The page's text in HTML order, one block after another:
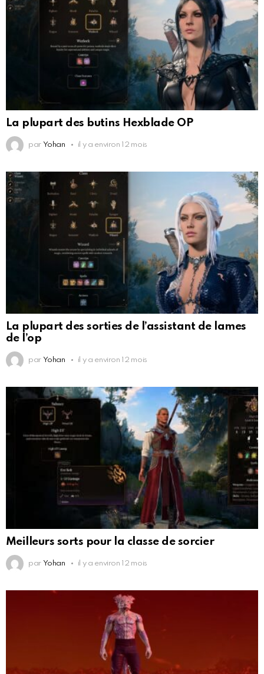
La plupart des butins Hexblade OP
par Yohan il y a environ 12 mois
La plupart des sorties de l’assistant de lames
de l’op
par Yohan il y a environ 12 mois
Meilleurs sorts pour la classe de sorcier
par Yohan il y a environ 12 mois